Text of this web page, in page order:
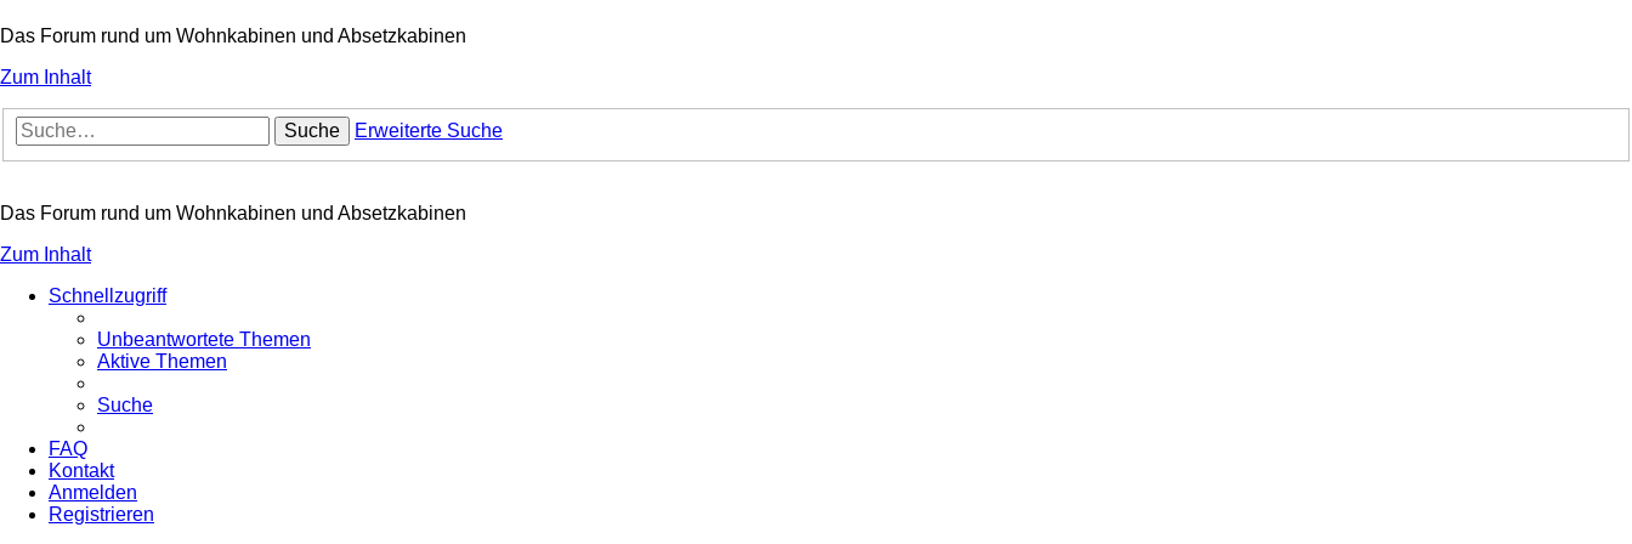
Das Forum rund um Wohnkabinen und Absetzkabinen
Zum Inhalt
Suche Erweiterte Suche
Das Forum rund um Wohnkabinen und Absetzkabinen
Zum Inhalt
Schnellzugriff
Unbeantwortete Themen
Aktive Themen
Suche
FAQ
Kontakt
Anmelden
Registrieren